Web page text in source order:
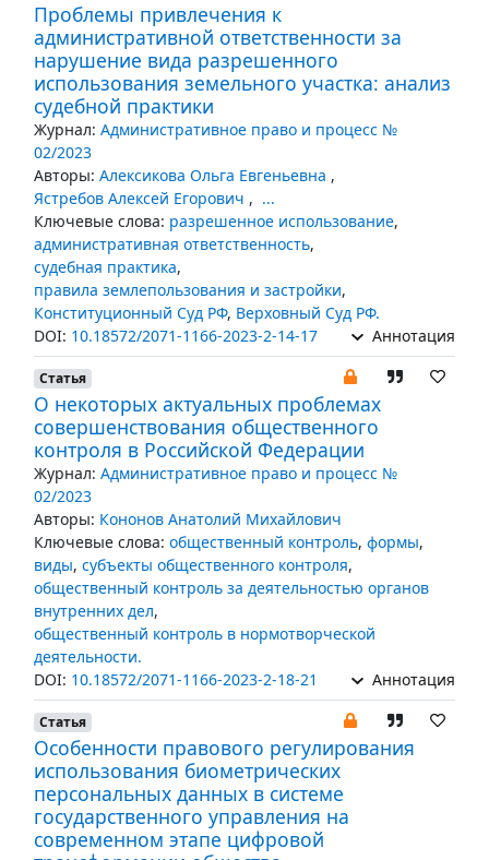
Проблемы привлечения к
административной ответственности за
нарушение вида разрешенного
использования земельного участка: анализ
судебной практики
Журнал: Административное право и процесс №
02/2023
Авторы: Алексикова Ольга Евгеньевна ,
Ястребов Алексей Егорович , ...
Ключевые слова: разрешенное использование,
административная ответственность,
судебная практика,
правила землепользования и застройки,
Конституционный Суд РФ, Верховный Суд РФ.
DOI: 10.18572/2071-1166-2023-2-14-17 Аннотация
Статья
О некоторых актуальных проблемах
совершенствования общественного
контроля в Российской Федерации
Журнал: Административное право и процесс №
02/2023
Авторы: Кононов Анатолий Михайлович
Ключевые слова: общественный контроль, формы,
виды, субъекты общественного контроля,
общественный контроль за деятельностью органов
внутренних дел,
общественный контроль в нормотворческой
деятельности.
DOI: 10.18572/2071-1166-2023-2-18-21 Аннотация
Статья
Особенности правового регулирования
использования биометрических
персональных данных в системе
государственного управления на
современном этапе цифровой